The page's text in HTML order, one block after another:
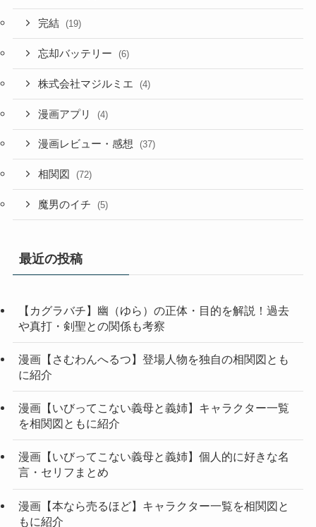
完結 (19)
忘却バッテリー (6)
株式会社マジルミエ (4)
漫画アプリ (4)
漫画レビュー・感想 (37)
相関図 (72)
魔男のイチ (5)
最近の投稿
【カグラバチ】幽（ゆら）の正体・目的を解説！過去
や真打・剣聖との関係も考察
漫画【さむわんへるつ】登場人物を独自の相関図とも
に紹介
漫画【いびってこない義母と義姉】キャラクター一覧
を相関図ともに紹介
漫画【いびってこない義母と義姉】個人的に好きな名
言・セリフまとめ
漫画【本なら売るほど】キャラクター一覧を相関図と
もに紹介